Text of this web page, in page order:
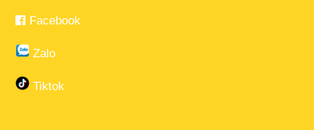
Facebook
Zalo
Tiktok